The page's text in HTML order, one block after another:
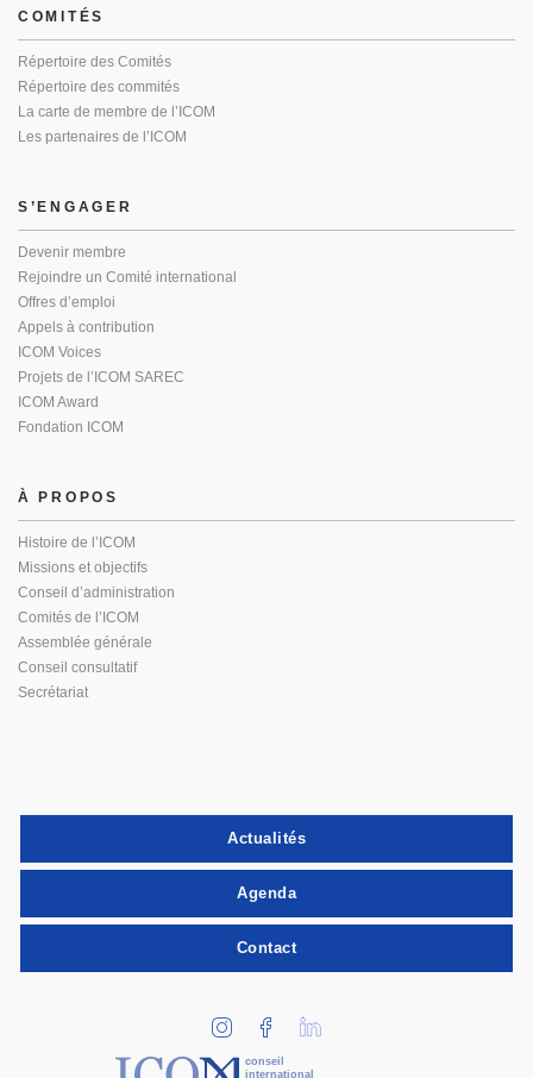
COMITÉS
Répertoire des Comités
Répertoire des commités
La carte de membre de l’ICOM
Les partenaires de l’ICOM
S’ENGAGER
Devenir membre
Rejoindre un Comité international
Offres d’emploi
Appels à contribution
ICOM Voices
Projets de l’ICOM SAREC
ICOM Award
Fondation ICOM
À PROPOS
Histoire de l’ICOM
Missions et objectifs
Conseil d’administration
Comités de l’ICOM
Assemblée générale
Conseil consultatif
Secrétariat
Actualités
Agenda
Contact
conseil
international